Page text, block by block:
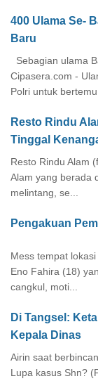
400 Ulama Se-
Baru
Sebagian ulama
Cipasera.com -
Polri untuk bertemu
Resto Rindu
Tinggal
Resto Rindu Alam
Alam yang berada
melintang, se...
Pengakuan
Mess tempat
Eno Fahira (18)
cangkul, moti...
Di Tangsel:
Kepala Dinas
Airin saat
Lupa kasus Shn?